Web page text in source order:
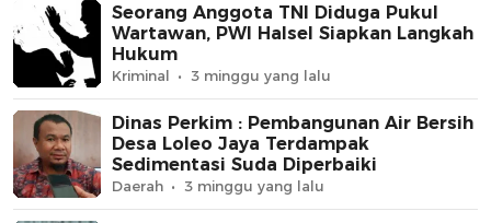
Seorang Anggota TNI Diduga Pukul
Wartawan, PWI Halsel Siapkan Langkah
Hukum
Kriminal 3 minggu yang lalu
Dinas Perkim : Pembangunan Air Bersih
Desa Loleo Jaya Terdampak
Sedimentasi Suda Diperbaiki
Daerah 3 minggu yang lalu